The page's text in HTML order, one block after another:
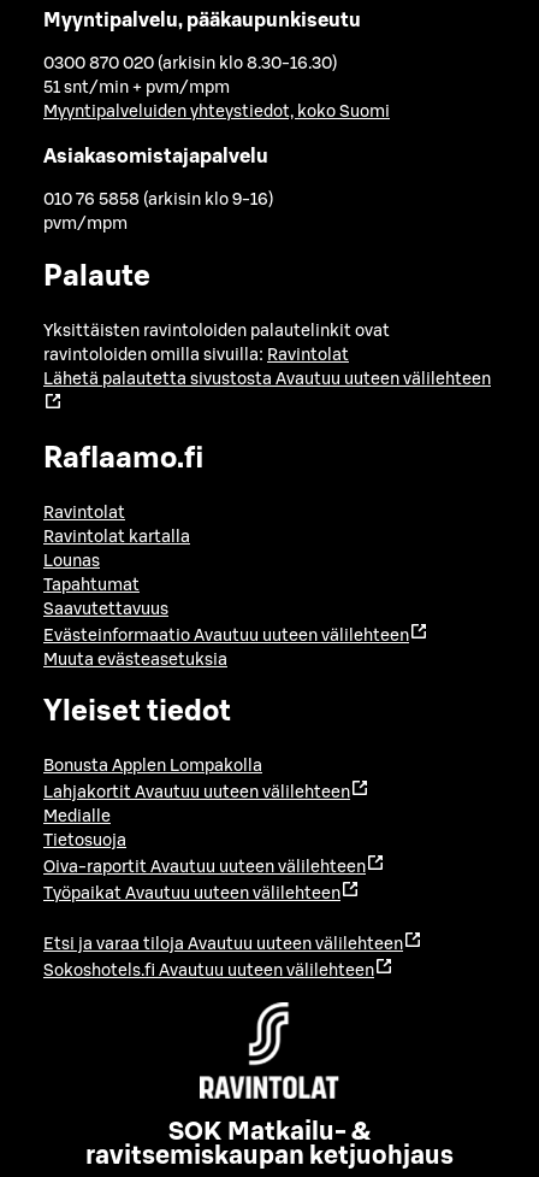
Myyntipalvelu, pääkaupunkiseutu
0300 870 020 (arkisin klo 8.30-16.30)
51 snt/min + pvm/mpm
Myyntipalveluiden yhteystiedot, koko Suomi
Asiakasomistajapalvelu
010 76 5858 (arkisin klo 9-16)
pvm/mpm
Palaute
Yksittäisten ravintoloiden palautelinkit ovat
ravintoloiden omilla sivuilla: Ravintolat
Lähetä palautetta sivustosta Avautuu uuteen välilehteen
Raflaamo.fi
Ravintolat
Ravintolat kartalla
Lounas
Tapahtumat
Saavutettavuus
Evästeinformaatio Avautuu uuteen välilehteen
Muuta evästeasetuksia
Yleiset tiedot
Bonusta Applen Lompakolla
Lahjakortit Avautuu uuteen välilehteen
Medialle
Tietosuoja
Oiva-raportit Avautuu uuteen välilehteen
Työpaikat Avautuu uuteen välilehteen
Etsi ja varaa tiloja Avautuu uuteen välilehteen
Sokoshotels.fi Avautuu uuteen välilehteen
SOK Matkailu- &
ravitsemiskaupan ketjuohjaus